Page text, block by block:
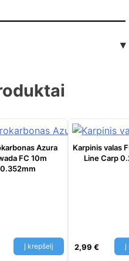
▾
Azura
FC 10m
0.352mm
Į krepšelį
Karpinis valas
Line Carp
2,99 € Į